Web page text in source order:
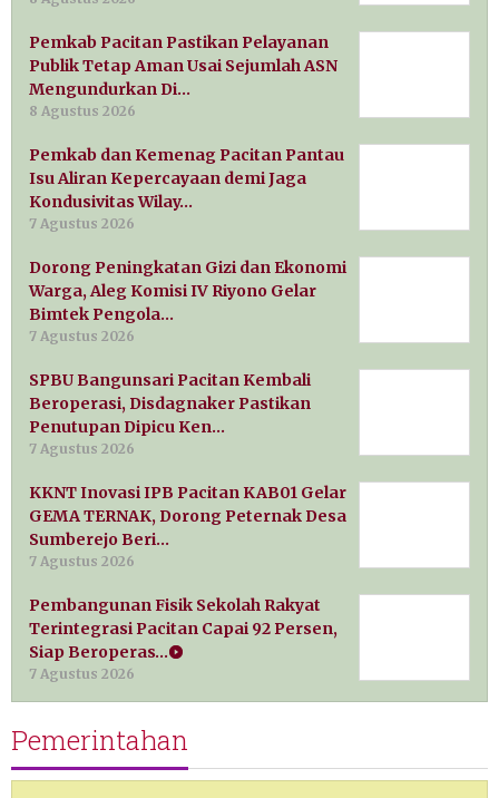
Pemkab Pacitan Pastikan Pelayanan
Publik Tetap Aman Usai Sejumlah ASN
Mengundurkan Di…
8 Agustus 2026
Pemkab dan Kemenag Pacitan Pantau
Isu Aliran Kepercayaan demi Jaga
Kondusivitas Wilay…
7 Agustus 2026
Dorong Peningkatan Gizi dan Ekonomi
Warga, Aleg Komisi IV Riyono Gelar
Bimtek Pengola…
7 Agustus 2026
SPBU Bangunsari Pacitan Kembali
Beroperasi, Disdagnaker Pastikan
Penutupan Dipicu Ken…
7 Agustus 2026
KKNT Inovasi IPB Pacitan KAB01 Gelar
GEMA TERNAK, Dorong Peternak Desa
Sumberejo Beri…
7 Agustus 2026
Pembangunan Fisik Sekolah Rakyat
Terintegrasi Pacitan Capai 92 Persen,
Siap Beroperas…
7 Agustus 2026
Pemerintahan